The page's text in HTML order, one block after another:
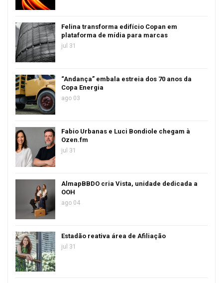
Felina transforma edifício Copan em
plataforma de mídia para marcas
jul 31
“Andança” embala estreia dos 70 anos da
Copa Energia
ago 03
Fabio Urbanas e Luci Bondiole chegam à
Ozen.fm
jul 31
AlmapBBDO cria Vista, unidade dedicada a
OOH
ago 04
Estadão reativa área de Afiliação
jul 31